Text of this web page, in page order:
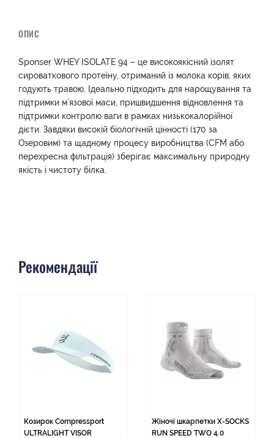
ОПИС
Sponser WHEY ISOLATE 94 – це високоякісний ізолят
сироваткового протеїну, отриманий із молока корів, яких
годують травою. Ідеально підходить для нарощування та
підтримки м’язової маси, пришвидшення відновлення та
підтримки контролю ваги в рамках низькокалорійної
дієти. Завдяки високій біологічній цінності (170 за
Озеровим) та щадному процесу виробництва (CFM або
перехресна фільтрація) зберігає максимальну природну
якість і чистоту білка.
Рекомендації
Козирок Compressport
ULTRALIGHT VISOR
Жіночі шкарпетки X-SOCKS
RUN SPEED TWO 4.0